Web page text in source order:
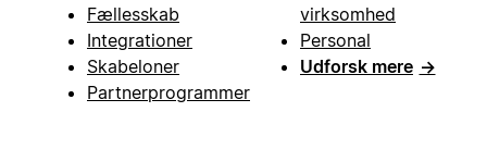
Fællesskab
Integrationer
Skabeloner
Partnerprogrammer
virksomhed
Personal
Udforsk mere →